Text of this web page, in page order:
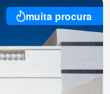
muita procura